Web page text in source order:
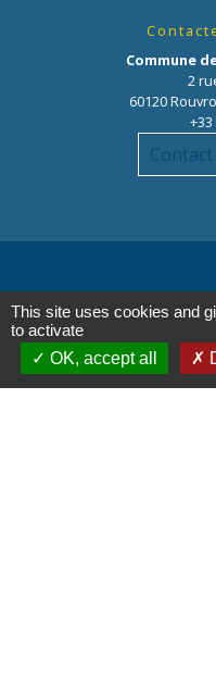
Commune
2
60120
+33
Liens
Oise mobilité
This site uses cookies and
to activate
OK, accept all